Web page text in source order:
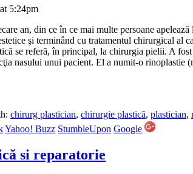
5:24pm
an, din ce în ce mai multe persoane
şi terminând cu tratamentul chirurgical al
se referă, în principal, la chirurgia pielii. A
nasului unui pacient. El a numit-o rinoplastie
chirurg plastician, chirurgie plastică, plastician,
Yahoo! Buzz StumbleUpon Google
si reparatorie